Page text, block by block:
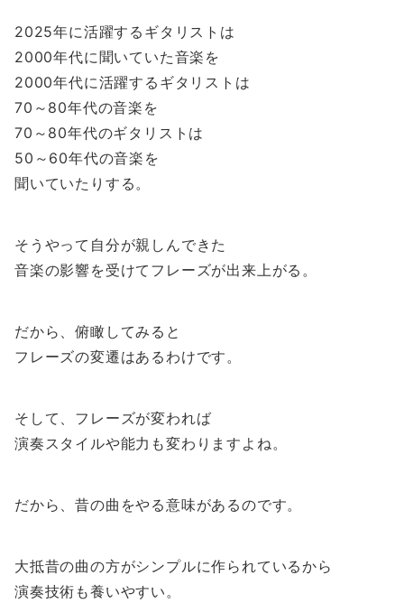
2025年に活躍するギタリストは
2000年代に聞いていた音楽を
2000年代に活躍するギタリストは
70～80年代の音楽を
70～80年代のギタリストは
50～60年代の音楽を
聞いていたりする。
そうやって自分が親しんできた
音楽の影響を受けてフレーズが出来上がる。
だから、俯瞰してみると
フレーズの変遷はあるわけです。
そして、フレーズが変われば
演奏スタイルや能力も変わりますよね。
だから、昔の曲をやる意味があるのです。
大抵昔の曲の方がシンプルに作られているから
演奏技術も養いやすい。